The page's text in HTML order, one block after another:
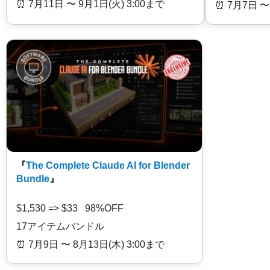
⏰️ 7月11日 〜 9月1日(火) 3:00まで
⏰️ 7月7日
『The Complete Claude AI for Blender
Bundle 』
$1,530 => $33 98%OFF
17アイテムバンドル
⏰️ 7月9日 〜 8月13日(木) 3:00まで